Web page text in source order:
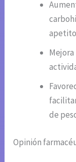
apetito
de
Opinión